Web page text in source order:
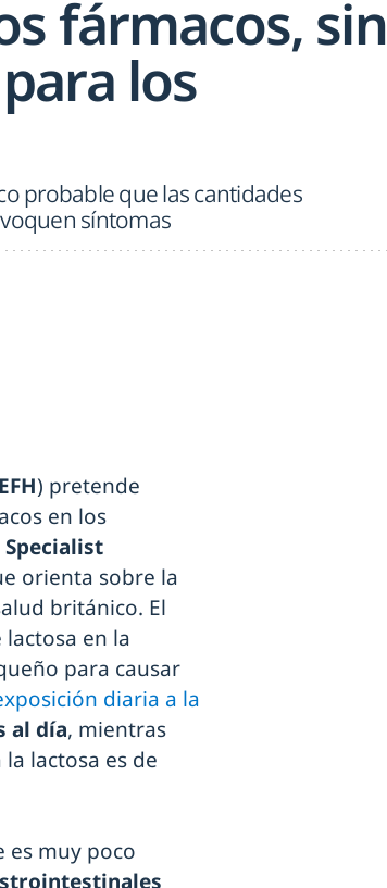
fármacos, sin
los
probable que las cantidades
síntomas
) pretende
en los
Specialist
orienta sobre la
británico. El
en la
para causar
diaria a la
al día, mientras
lactosa es de
es muy poco